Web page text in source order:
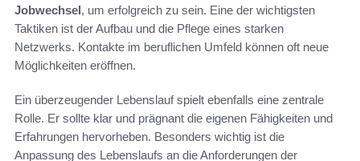
Jobwechsel, um erfolgreich zu sein. Eine der wichtigsten
Taktiken ist der Aufbau und die Pflege eines starken
Netzwerks. Kontakte im beruflichen Umfeld können oft neue
Möglichkeiten eröffnen.
Ein überzeugender Lebenslauf spielt ebenfalls eine zentrale
Rolle. Er sollte klar und prägnant die eigenen Fähigkeiten und
Erfahrungen hervorheben. Besonders wichtig ist die
Anpassung des Lebenslaufs an die Anforderungen der